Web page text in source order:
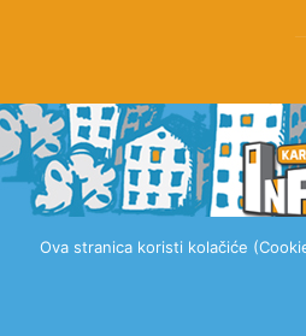
Ova stranica koristi kolačiće